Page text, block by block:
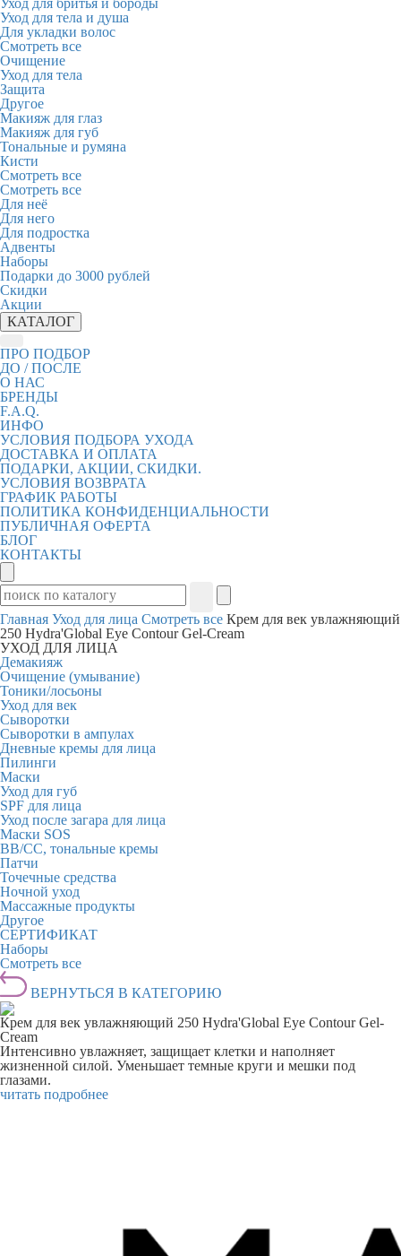
Уход для бритья и бороды
Уход для тела и душа
Для укладки волос
Смотреть все
Очищение
Уход для тела
Защита
Другое
Макияж для глаз
Макияж для губ
Тональные и румяна
Кисти
Смотреть все
Смотреть все
Для неё
Для него
Для подростка
Адвенты
Наборы
Подарки до 3000 рублей
Скидки
Акции
КАТАЛОГ
ПРО ПОДБОР
ДО / ПОСЛЕ
О НАС
БРЕНДЫ
F.A.Q.
ИНФО
УСЛОВИЯ ПОДБОРА УХОДА
ДОСТАВКА И ОПЛАТА
ПОДАРКИ, АКЦИИ, СКИДКИ.
УСЛОВИЯ ВОЗВРАТА
ГРАФИК РАБОТЫ
ПОЛИТИКА КОНФИДЕНЦИАЛЬНОСТИ
ПУБЛИЧНАЯ ОФЕРТА
БЛОГ
КОНТАКТЫ
Главная Уход для лица Смотреть все Крем для век увлажняющий
250 Hydra'Global Eye Contour Gel-Cream
УХОД ДЛЯ ЛИЦА
Демакияж
Очищение (умывание)
Тоники/лосьоны
Уход для век
Сыворотки
Сыворотки в ампулах
Дневные кремы для лица
Пилинги
Маски
Уход для губ
SPF для лица
Уход после загара для лица
Маски SOS
BB/CC, тональные кремы
Патчи
Точечные средства
Ночной уход
Массажные продукты
Другое
СЕРТИФИКАТ
Наборы
Смотреть все
ВЕРНУТЬСЯ В КАТЕГОРИЮ
Крем для век увлажняющий 250 Hydra'Global Eye Contour Gel-
Cream
Интенсивно увлажняет, защищает клетки и наполняет
жизненной силой. Уменьшает темные круги и мешки под
глазами.
читать подробнее